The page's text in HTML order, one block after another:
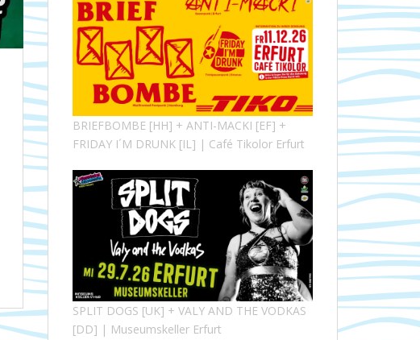
BRIEFBOMBE [HH] + ANTI-MACKI [EF] +
FRIDAY I´M DRUNK [IL] | Café Tikolor Erfurt
SPLIT DOGS [UK] + VALY AND THE VODKAS
[DD] | Museumskeller Erfurt